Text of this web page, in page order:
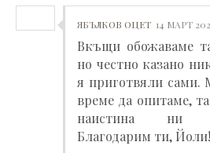
ЯБЪЛКОВ ОЦЕТ 14 МАРТ
Вкъщи обожаваме
но честно казано
я приготвяли сами.
време да опитаме,
наистина ни
Благодарим ти, Йоли!